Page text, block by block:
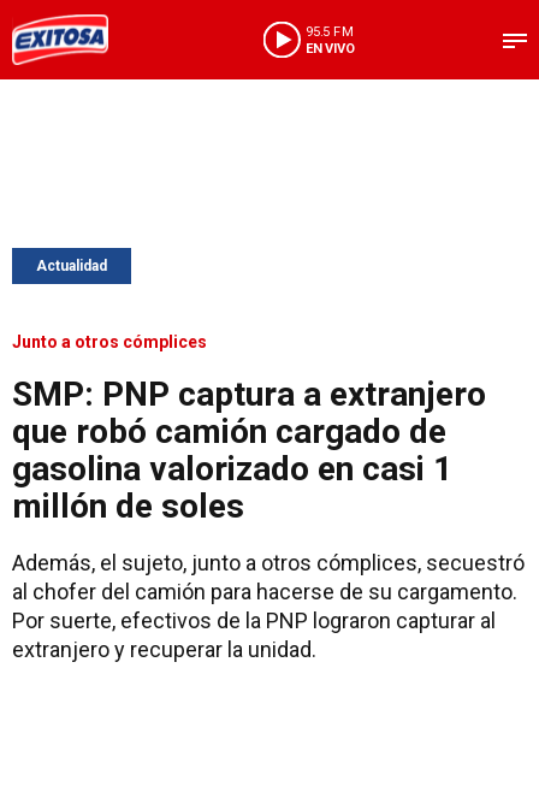
95.5 FM
EN VIVO
Actualidad
Junto a otros cómplices
SMP: PNP captura a extranjero
que robó camión cargado de
gasolina valorizado en casi 1
millón de soles
Además, el sujeto, junto a otros cómplices, secuestró
al chofer del camión para hacerse de su cargamento.
Por suerte, efectivos de la PNP lograron capturar al
extranjero y recuperar la unidad.